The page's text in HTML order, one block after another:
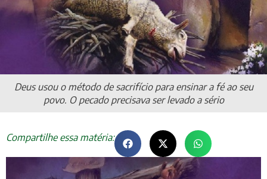
Deus usou o método de sacrifício para ensinar a fé ao seu
povo. O pecado precisava ser levado a sério
Compartilhe essa matéria: